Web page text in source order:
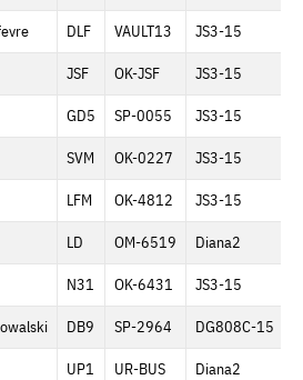
DLF VAULT13 JS3-15
JSF OK-JSF JS3-15
GD5 SP-0055 JS3-15
SVM OK-0227 JS3-15
LFM OK-4812 JS3-15
LD OM-6519 Diana2
N31 OK-6431 JS3-15
DB9 SP-2964 DG808C-15
UP1 UR-BUS Diana2